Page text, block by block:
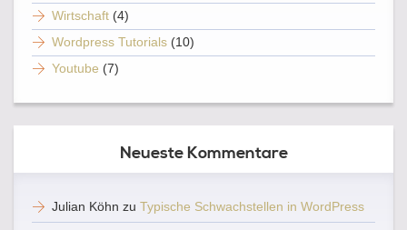
Wirtschaft (4)
Wordpress Tutorials (10)
Youtube (7)
Neueste Kommentare
Julian Köhn zu Typische Schwachstellen in WordPress